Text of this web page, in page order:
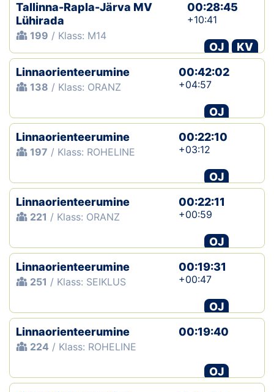
Tallinna-Rapla-Järva MV
Lühirada
199 / Klass: M14
00:28:45
+10:41
OJ
KV
Linnaorienteerumine
138 / Klass: ORANZ
00:42:02
+04:57
OJ
Linnaorienteerumine
197 / Klass: ROHELINE
00:22:10
+03:12
OJ
Linnaorienteerumine
221 / Klass: ORANZ
00:22:11
+00:59
OJ
Linnaorienteerumine
251 / Klass: SEIKLUS
00:19:31
+00:47
OJ
Linnaorienteerumine
224 / Klass: ROHELINE
00:19:40
OJ